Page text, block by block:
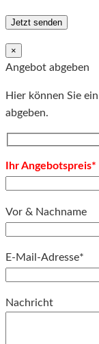
×
Angebot abgeben
Hier können Sie
abgeben.
Ihr Angebotspreis*
Vor & Nachname
E-Mail-Adresse*
Nachricht